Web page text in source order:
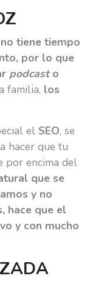
tiene tiempo
por lo que
podcasto
familia, los
el SEO, se
hacer que tu
por encima del
que se
y no
hace que el
y con mucho